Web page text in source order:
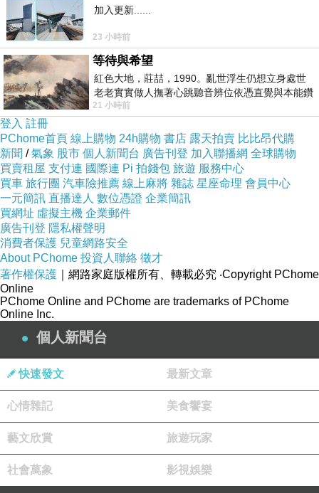
陣痛像海浪般一波波衝擊著我，讓我在
疼痛間褪去所有偽裝，完全被疼痛捆
縛，衝擊的體無完膚。而敏銳的我可以
提示緊盯著顯示宮縮間隔儀器的M，宮
縮即將屆臨。M會握緊我的手，陪我撐
過陣痛期。我的腦海中不斷湧著各種思
緒，或者用呼吸法減輕疼痛。不過還有
個念頭一直緊緊攫住我，那就是明明之
前帶隊時很多婆婆媽媽都說我運動量如
此充足，生孩子一定會像放屁一樣，馬
上就生出來，原來我太天真了，有被騙
了的感受。等到我腦海裡的各式聯想都
用罄時，剛好同學B 用訊息請 M 讓我冥
想潮水及花開，我就不斷想像潮水來去
和家裡的孤挺花綻放，居然疼痛減輕，
下午有一陣子快樂舒服地睡去，然後一
直到深夜一、兩點，好不容易才勉強開
完十指。
本來醫生說可能凌晨三、四點差不多就
可以生了。不過那個時候我才進入第二
加入更新......
23 小時前
等待與希望
紅色大地，莊喆，1990。亂世浮生仍想立身處世
老老實實做人撫著心跳聽音辨位依憑直覺與本能鑽
向裂隙的亮處探索另一個心聲另一個共鳴的
21 小時前
登入 註冊
PChome首頁 線上購物 24h購物 書店 露天拍賣 比比昂代購
新聞 /氣象 股市 個人新聞台 廣告刊登 加入聯播網 全球購物
買賣租屋 支付連 國際連 Pi 拍錢包 旅遊 服務中心
買車 旅行團 汽車險推薦 線上麻將 雜誌 星座命理 會員中心
一元簡訊 直播達人 數位憑證 企業簡訊
買網址 虛擬主機 企業郵件
廣告刊登 隱私權聲明
消費者保護 兒童網路安全
About PChome 投資人聯絡 徵才
著作權保護 ｜網路家庭版權所有、轉載必究 ‧Copyright PChome
Online
PChome Online and PChome are trademarks of PChome
Online Inc.
個人新聞台
快速發文 最新文章
心情雜記 美食饗宴
藝文欣賞 旅遊玩家
社會萬象 影視娛樂